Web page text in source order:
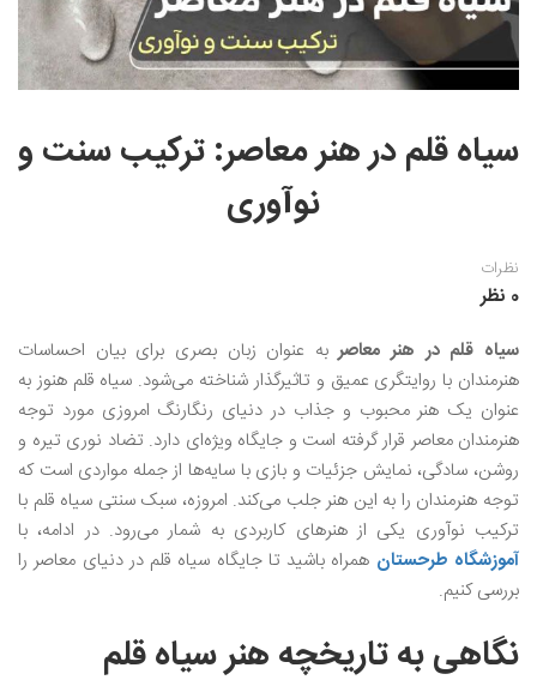
طراحی سیاه قلم
نقاشی مینیاتور(نگارگری)
نقاشی تذهیب و گل و مرغ
سیاه قلم در هنر معاصر: ترکیب سنت و
نوآوری
نظرات
0 نظر
سیاه قلم در هنر معاصربه عنوان زبان بصری برای بیان احساسات
هنرمندان با روایتگری عمیق و تاثیرگذار شناخته می‌شود. سیاه قلم هنوز به
عنوان یک هنر محبوب و جذاب در دنیای رنگارنگ امروزی مورد توجه
هنرمندان معاصر قرار گرفته است و جایگاه ویژه‌ای دارد. تضاد نوری تیره و
روشن، سادگی، نمایش جزئیات و بازی با سایه‌ها از جمله مواردی است که
توجه هنرمندان را به این هنر جلب می‌کند. امروزه، سبک سنتی سیاه قلم با
ترکیب نوآوری یکی از هنرهای کاربردی به شمار می‌رود. در ادامه، با
آموزشگاه طرحستان همراه باشید تا جایگاه سیاه قلم در دنیای معاصر را
بررسی کنیم.
نگاهی به تاریخچه هنر سیاه قلم